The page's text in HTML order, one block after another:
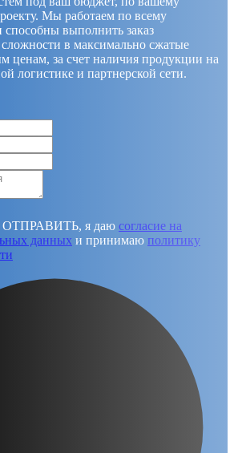
Мы работаем по всему
выполнить заказ
в максимально сжатые
ценам, за счет наличия продукции на
логистике и партнерской сети.
ОТПРАВИТЬ, я даю согласие на
данных и принимаю политику